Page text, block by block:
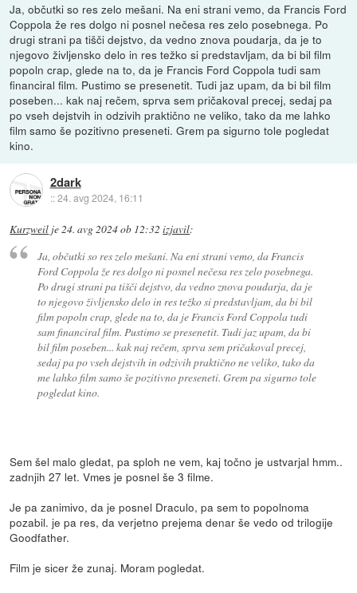
Ja, občutki so res zelo mešani. Na eni strani vemo, da Francis Ford
Coppola že res dolgo ni posnel nečesa res zelo posebnega. Po
drugi strani pa tišči dejstvo, da vedno znova poudarja, da je to
njegovo življensko delo in res težko si predstavljam, da bi bil film
popoln crap, glede na to, da je Francis Ford Coppola tudi sam
financiral film. Pustimo se presenetit. Tudi jaz upam, da bi bil film
poseben... kak naj rečem, sprva sem pričakoval precej, sedaj pa
po vseh dejstvih in odzivih praktično ne veliko, tako da me lahko
film samo še pozitivno preseneti. Grem pa sigurno tole pogledat
kino.
2dark
::24. avg 2024, 16:11
Kurzweil je24. avg 2024 ob 12:32 izjavil:
Ja, občutki so res zelo mešani. Na eni strani vemo, da Francis
Ford Coppola že res dolgo ni posnel nečesa res zelo posebnega.
Po drugi strani pa tišči dejstvo, da vedno znova poudarja, da je
to njegovo življensko delo in res težko si predstavljam, da bi bil
film popoln crap, glede na to, da je Francis Ford Coppola tudi
sam financiral film. Pustimo se presenetit. Tudi jaz upam, da bi
bil film poseben... kak naj rečem, sprva sem pričakoval precej,
sedaj pa po vseh dejstvih in odzivih praktično ne veliko, tako da
me lahko film samo še pozitivno preseneti. Grem pa sigurno tole
pogledat kino.
Sem šel malo gledat, pa sploh ne vem, kaj točno je ustvarjal hmm..
zadnjih 27 let. Vmes je posnel še 3 filme.
Je pa zanimivo, da je posnel Draculo, pa sem to popolnoma
pozabil. je pa res, da verjetno prejema denar še vedo od trilogije
Goodfather.
Film je sicer že zunaj. Moram pogledat.